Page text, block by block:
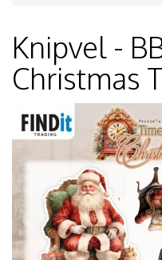
Knipvel -
Christmas